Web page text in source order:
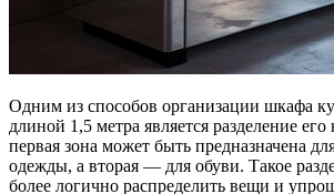
Одним из способов организации шкафа
длиной 1,5 метра является разделение
первая зона может быть предназначена
одежды, а вторая — для обуви. Такое
более логично распределить вещи и